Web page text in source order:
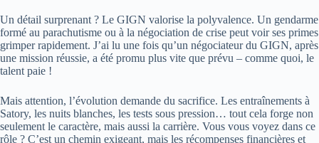
Un détail surprenant ? Le GIGN valorise la polyvalence. Un gendarme
formé au parachutisme ou à la négociation de crise peut voir ses primes
grimper rapidement. J’ai lu une fois qu’un négociateur du GIGN, après
une mission réussie, a été promu plus vite que prévu – comme quoi, le
talent paie !
Mais attention, l’évolution demande du sacrifice. Les entraînements à
Satory, les nuits blanches, les tests sous pression… tout cela forge non
seulement le caractère, mais aussi la carrière. Vous vous voyez dans ce
rôle ? C’est un chemin exigeant, mais les récompenses financières et